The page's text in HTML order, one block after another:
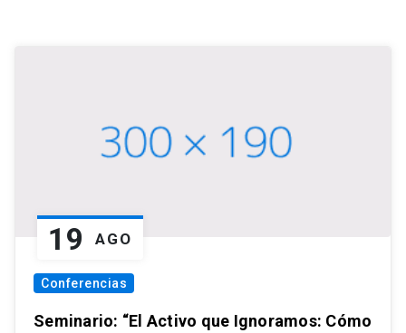
19 AGO
Conferencias
Seminario: “El Activo que Ignoramos: Cómo